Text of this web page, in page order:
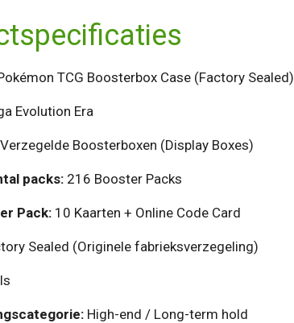
TCG Boosterbox Case (Factory Sealed)
Evolution Era
Boosterboxen (Display Boxes)
packs:216 Booster Packs
Pack:10 Kaarten + Online Code Card
Sealed (Originele fabrieksverzegeling)
High-end / Long-term hold